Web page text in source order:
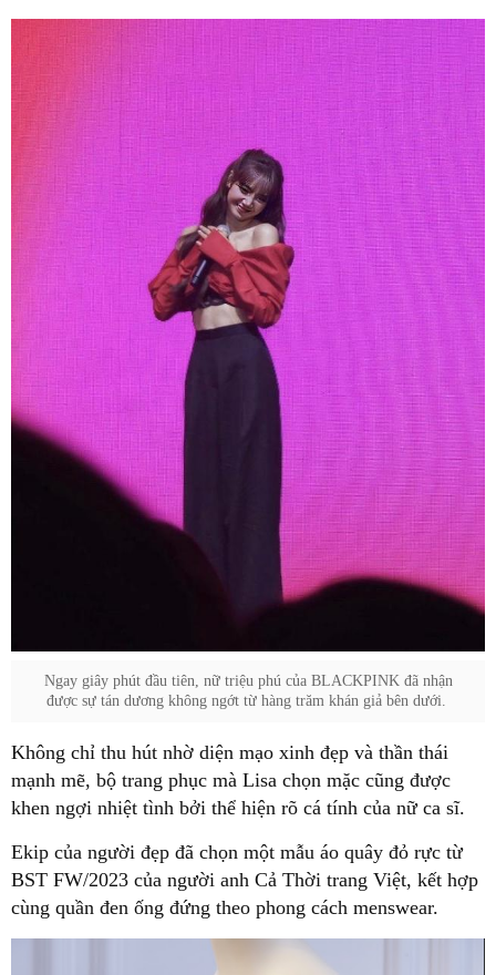
mạnh mẽ, bộ trang phục mà Lisa chọn mặc cũng được
BST FW/2023 của người anh Cả Thời trang Việt, kết hợp